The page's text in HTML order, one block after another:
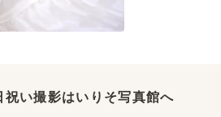
祝い撮影はいりそ写真館へ